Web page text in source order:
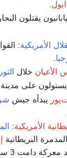
يقتلون
الأمريكية:
الأعيان خلال
على مدينة
يبدأه جيش
الأمريكية:
البريطانية
معركة دامت 3 ساعات.